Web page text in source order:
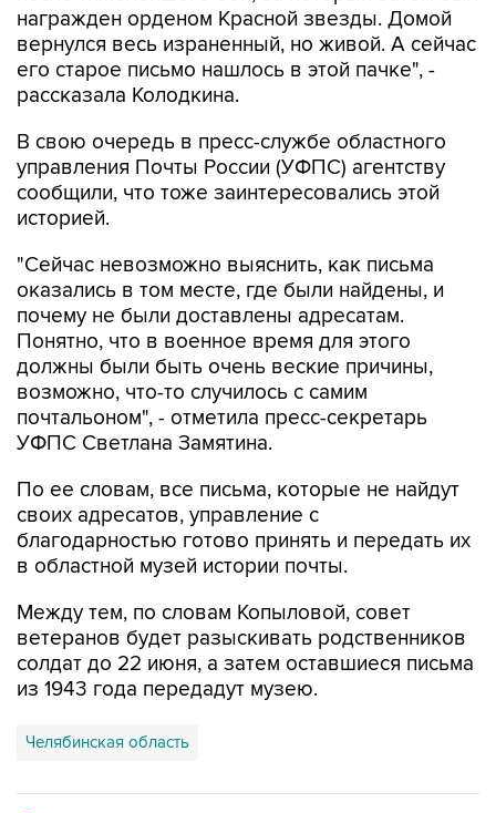
награжден орденом Красной звезды. Домой
вернулся весь израненный, но живой. А сейчас
его старое письмо нашлось в этой пачке", -
рассказала Колодкина.
В свою очередь в пресс-службе областного
управления Почты России (УФПС) агентству
сообщили, что тоже заинтересовались этой
историей.
"Сейчас невозможно выяснить, как письма
оказались в том месте, где были найдены, и
почему не были доставлены адресатам.
Понятно, что в военное время для этого
должны были быть очень веские причины,
возможно, что-то случилось с самим
почтальоном", - отметила пресс-секретарь
УФПС Светлана Замятина.
По ее словам, все письма, которые не найдут
своих адресатов, управление с
благодарностью готово принять и передать их
в областной музей истории почты.
Между тем, по словам Копыловой, совет
ветеранов будет разыскивать родственников
солдат до 22 июня, а затем оставшиеся письма
из 1943 года передадут музею.
Челябинская область